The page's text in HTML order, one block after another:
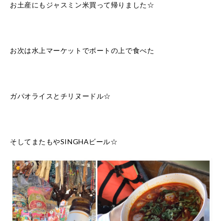
お土産にもジャスミン米買って帰りました☆
お次は水上マーケットでボートの上で食べた
ガパオライスとチリヌードル☆
そしてまたもやSINGHAビール☆